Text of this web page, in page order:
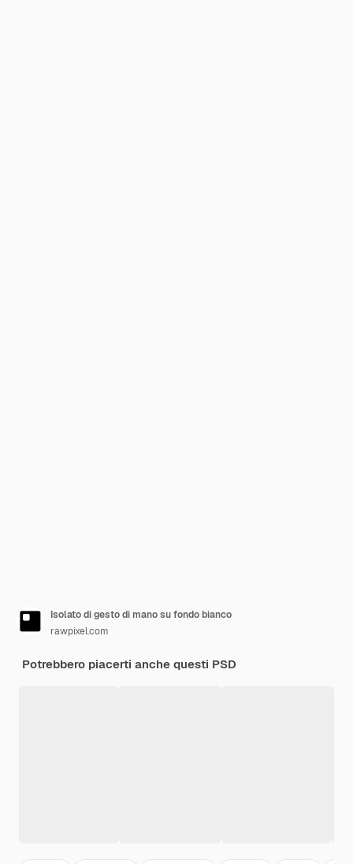
Isolato di gesto di mano su fondo bianco
rawpixel.com
Potrebbero piacerti anche questi PSD